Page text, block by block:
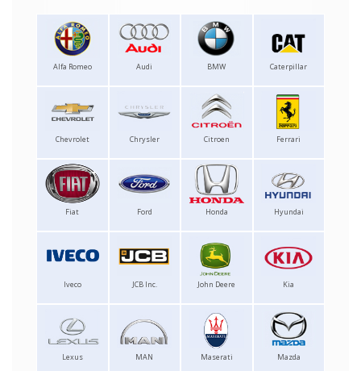
Alfa Romeo Audi BMW Caterpillar
Chevrolet Chrysler Citroen Ferrari
Fiat Ford Honda Hyundai
Iveco JCB Inc. John Deere Kia
Lexus MAN Maserati Mazda